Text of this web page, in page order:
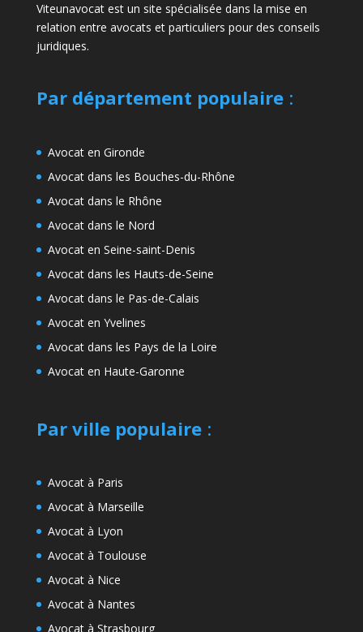
Viteunavocat est un site spécialisée dans la mise en
relation entre avocats et particuliers pour des conseils
juridiques.
Par département populaire:
Avocat en Gironde
Avocat dans les Bouches-du-Rhône
Avocat dans le Rhône
Avocat dans le Nord
Avocat en Seine-saint-Denis
Avocat dans les Hauts-de-Seine
Avocat dans le Pas-de-Calais
Avocat en Yvelines
Avocat dans les Pays de la Loire
Avocat en Haute-Garonne
Par ville populaire:
Avocat à Paris
Avocat à Marseille
Avocat à Lyon
Avocat à Toulouse
Avocat à Nice
Avocat à Nantes
Avocat à Strasbourg